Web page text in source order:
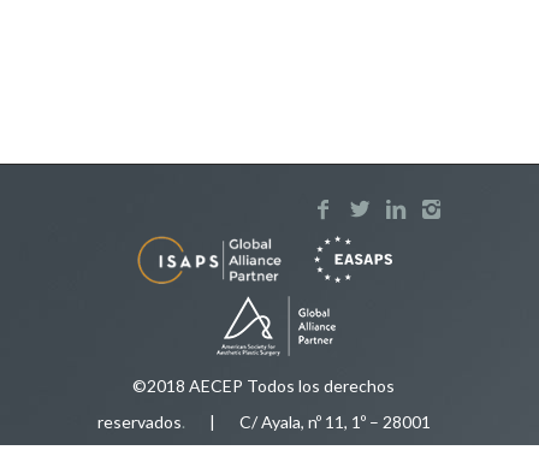
©2018 AECEP Todos los derechos
reservados. | C/ Ayala, nº 11, 1º – 28001